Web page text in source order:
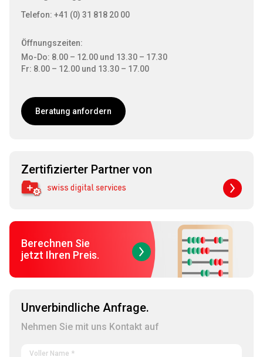
Telefon: +41 (0) 31 818 20 00
Öffnungszeiten:
Mo-Do: 8.00 – 12.00 und 13.30 – 17.30
Fr: 8.00 – 12.00 und 13.30 – 17.00
Beratung anfordern
Zertifizierter Partner von
Berechnen Sie
jetzt Ihren Preis.
Unverbindliche Anfrage.
Nehmen Sie mit uns Kontakt auf